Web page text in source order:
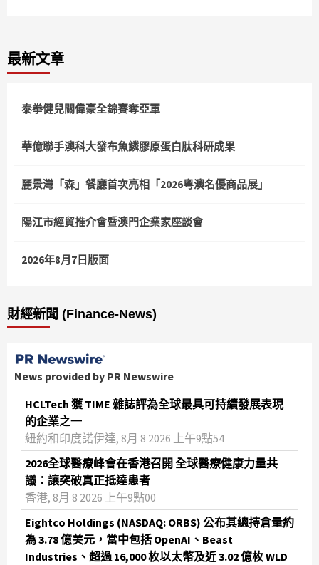
最新文章
泰拳健兒關偉豪全錦賽奪亞軍
華億聯手澳科大發布魚鱗膠原蛋白肽科研成果
麗景灣「森」餐廳首次亮相「2026粵澳名優商品展」
陽江市經貿推介會暨澳門企業家座談會
2026年8月7日版面
財經新聞 (Finance-News)
News provided by PR Newswire
HCLTech 獲 TIME 雜誌評為全球最具可持續發展表現
的企業之一
紐約和印度諾伊達, 8月 8 2026 上午9點54
2026全球醫療峰會在香港召開 全球醫療健康力量共
議：讓突破真正抵達患者
香港, 8月 8 2026 上午9點00
Eightco Holdings (NASDAQ: ORBS) 公布其總持倉量約
為 3.78 億美元，當中包括 OpenAI、Beast
Industries、超過 16,000 枚以太幣及近 3.02 億枚 WLD